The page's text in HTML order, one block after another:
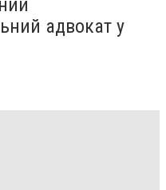
адвокат у